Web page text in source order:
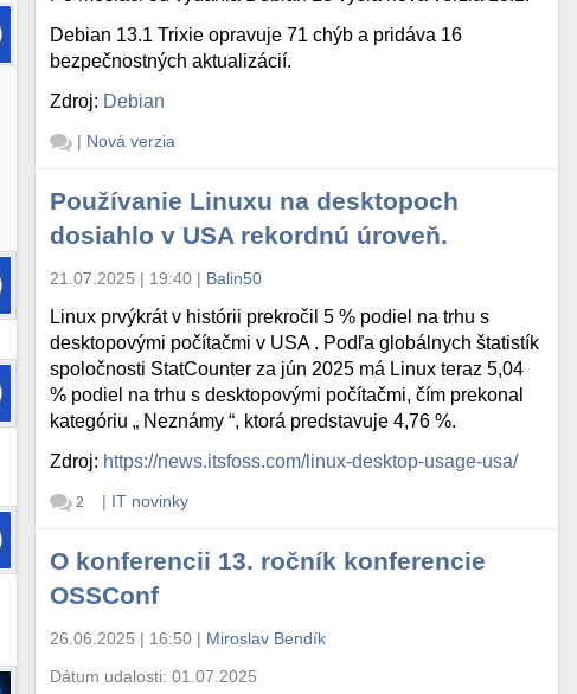
Debian 13.1 Trixie opravuje 71 chýb a pridáva 16
bezpečnostných aktualizácií.
Zdroj: Debian
| Nová verzia
Používanie Linuxu na desktopoch
dosiahlo v USA rekordnú úroveň.
21.07.2025 | 19:40 | Balin50
Linux prvýkrát v histórii prekročil 5 % podiel na trhu s
desktopovými počítačmi v USA . Podľa globálnych štatistík
spoločnosti StatCounter za jún 2025 má Linux teraz 5,04
% podiel na trhu s desktopovými počítačmi, čím prekonal
kategóriu „ Neznámy “, ktorá predstavuje 4,76 %.
Zdroj: https://news.itsfoss.com/linux-desktop-usage-usa/
2 | IT novinky
O konferencii 13. ročník konferencie
OSSConf
26.06.2025 | 16:50 | Miroslav Bendík
Dátum udalosti:01.07.2025